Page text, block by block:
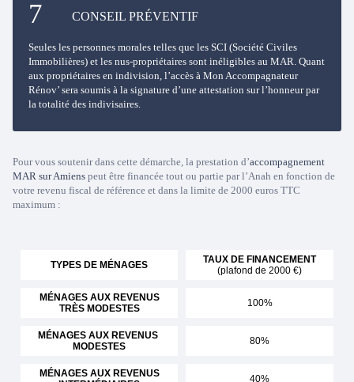
CONSEIL PRÉVENTIF
Seules les personnes morales telles que les SCI (Société Civiles
Immobilières) et les nus-propriétaires sont inéligibles au MAR. Quant
aux propriétaires en indivision, l’accès à Mon Accompagnateur
Rénov’ sera soumis à la signature d’une attestation sur l’honneur par
la totalité des indivisaires.
Pour vous soutenir dans cette démarche, la prestation d’accompagnement
MAR sur Amiens peut être financée tout ou partie par l’Anah en fonction de
votre revenu fiscal de référence et dans la limite de 2000 euros TTC
maximum :
TYPES DE MÉNAGES
TAUX DE FINANCEMENT
(plafond de 2000 €)
MÉNAGES AUX REVENUS
TRÈS MODESTES
100%
MÉNAGES AUX REVENUS
MODESTES
80%
MÉNAGES AUX REVENUS
40%